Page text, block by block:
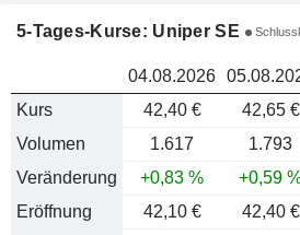
5-Tages-Kurse: Uniper SE
04.08.2026
Kurs
42,40 € 42,65 €
Volumen
1.617 1.793
Veränderung
+0,83 % +0,59
Eröffnung
42,10 € 42,40 €